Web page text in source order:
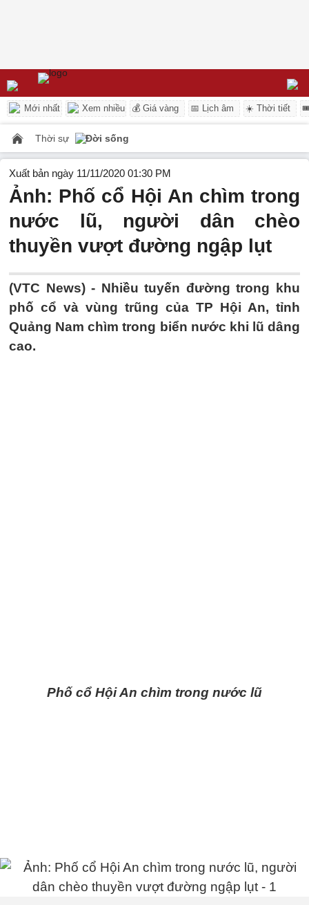
Mới nhất Xem nhiều 💰 Giá vàng 📅 Lịch âm ☀️ Thời tiết
Thời sự Đời sống
Xuất bản ngày 11/11/2020 01:30 PM
Ảnh: Phố cổ Hội An chìm trong
nước lũ, người dân chèo
thuyền vượt đường ngập lụt
(VTC News) - Nhiều tuyến đường trong khu
phố cổ và vùng trũng của TP Hội An, tỉnh
Quảng Nam chìm trong biển nước khi lũ dâng
cao.
Phố cổ Hội An chìm trong nước lũ